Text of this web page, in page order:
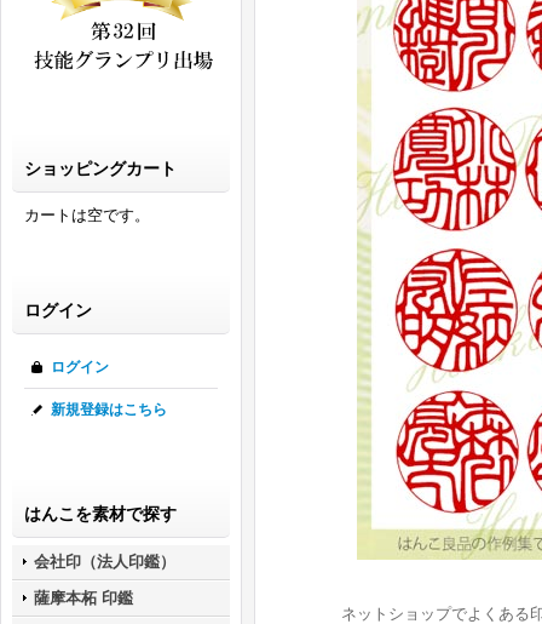
ショッピングカート
カートは空です。
ログイン
ログイン
新規登録はこちら
はんこを素材で探す
会社印（法人印鑑）
薩摩本柘 印鑑
ネットショップでよくある